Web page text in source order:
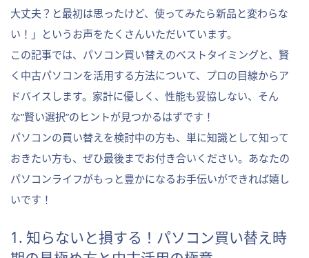
大丈夫？と最初は思ったけど、使ってみたら新品と変わらな
い！」というお声をたくさんいただいています。
この記事では、パソコン買い替えのベストタイミングと、賢
く中古パソコンを活用する方法について、プロの目線からア
ドバイスします。家計に優しく、性能も妥協しない、そん
な”賢い選択”のヒントが見つかるはずです！
パソコンの買い替えを検討中の方も、単に知識として知って
おきたい方も、ぜひ最後までお付き合いください。あなたの
パソコンライフがもっと豊かになるお手伝いができれば嬉し
いです！
1. 知らないと損する！パソコン買い替え時